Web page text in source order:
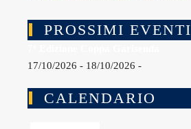
PROSSIMI EVENTI
17/10/2026 - 18/10/2026 -
CALENDARIO